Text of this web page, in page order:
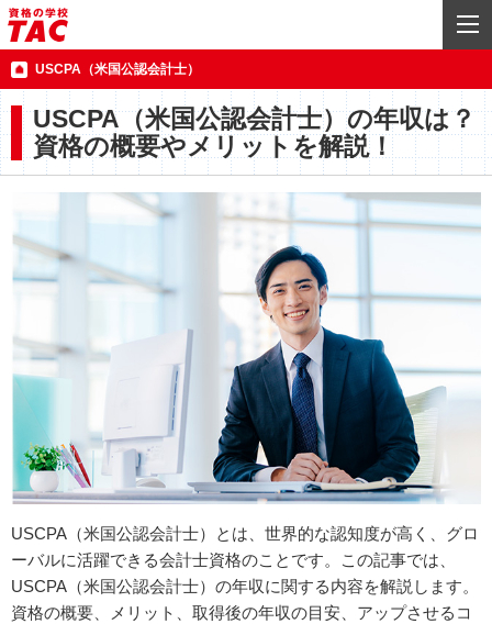
USCPA（米国公認会計士）
USCPA（米国公認会計士）の年収は？
資格の概要やメリットを解説！
USCPA（米国公認会計士）とは、世界的な認知度が高く、グロ
ーバルに活躍できる会計士資格のことです。この記事では、
USCPA（米国公認会計士）の年収に関する内容を解説します。
資格の概要、メリット、取得後の年収の目安、アップさせるコ